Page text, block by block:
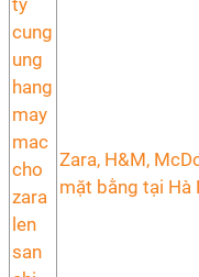
Zara, H&M,
mặt bằng tại Hà